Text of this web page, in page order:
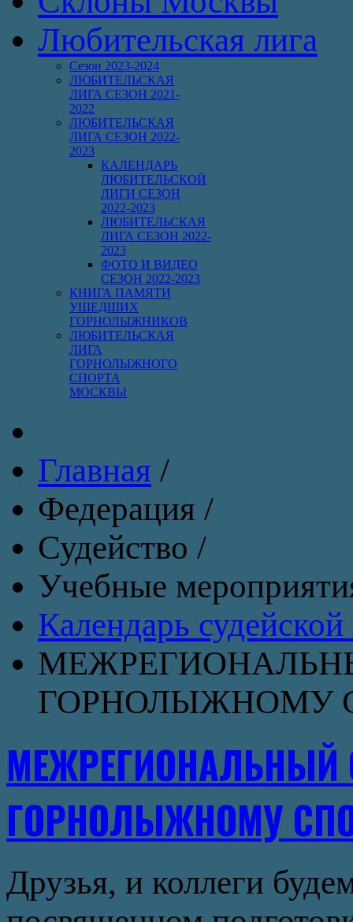
Любительская лига
Сезон 2023-2024
ЛЮБИТЕЛЬСКАЯ
ЛИГА СЕЗОН 2021-
2022
ЛЮБИТЕЛЬСКАЯ
ЛИГА СЕЗОН 2022-
2023
КАЛЕНДАРЬ
ЛЮБИТЕЛЬСКОЙ
ЛИГИ СЕЗОН
2022-2023
ЛЮБИТЕЛЬСКАЯ
ЛИГА СЕЗОН 2022-
2023
ФОТО И ВИДЕО
СЕЗОН 2022-2023
КНИГА ПАМЯТИ
УШЕДШИХ
ГОРНОЛЫЖНИКОВ
ЛЮБИТЕЛЬСКАЯ
ЛИГА
ГОРНОЛЫЖНОГО
СПОРТА
МОСКВЫ
Главная /
Федерация /
Судейство /
Учебные
Календарь
ГОРНОЛЫЖНОМУ
ГОРНОЛЫЖНОМУ
Друзья, и коллеги